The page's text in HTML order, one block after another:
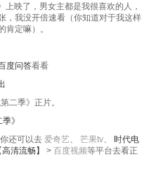
上映了，男女主都是我很喜欢的人，
，我没开倍速看（你知道对于我这样
肯定嘛）。
度问答看看
二季》正片。
》
还可以去 爱奇艺、 芒果tv、 时代电
清流畅】 > 百度视频等平台去看正